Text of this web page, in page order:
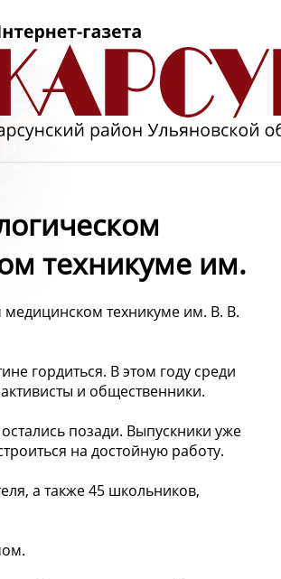
техникуме им.
медицинском техникуме им. В. В.
гордиться. В этом году среди
и общественники.
позади. Выпускники уже
на достойную работу.
а также 45 школьников,